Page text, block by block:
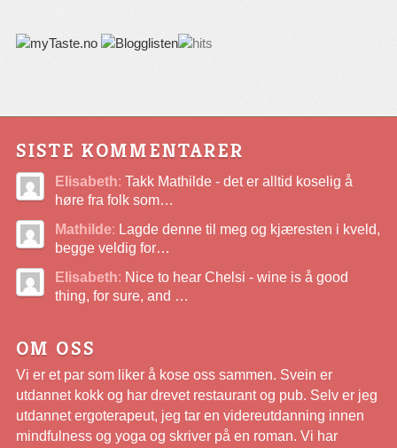
SISTE KOMMENTARER
Elisabeth: Takk Mathilde - det er alltid koselig å
høre fra folk som…
Mathilde: Lagde denne til meg og kjæresten i kveld,
begge veldig for…
Elisabeth: Nice to hear Chelsi - wine is å good
thing, for sure, and …
OM OSS
Vi er et par som liker å kose oss sammen. Svein er
utdannet kokk og har drevet restaurant og pub. Selv er jeg
utdannet ergoterapeut, jeg tar en videreutdanning innen
mindfulness og yoga og skriver på en roman. Vi har